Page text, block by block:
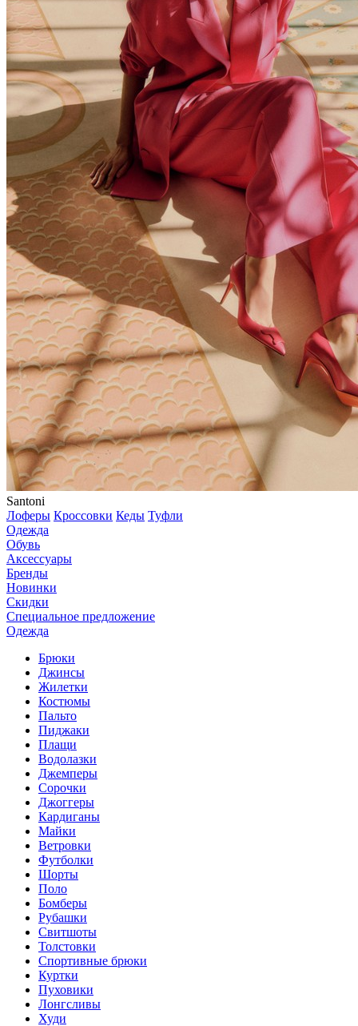
Santoni
Лоферы Кроссовки Кеды Туфли
Одежда
Обувь
Аксессуары
Бренды
Новинки
Скидки
Специальное предложение
Одежда
Брюки
Джинсы
Жилетки
Костюмы
Пальто
Пиджаки
Плащи
Водолазки
Джемперы
Сорочки
Джоггеры
Кардиганы
Майки
Ветровки
Футболки
Шорты
Поло
Бомберы
Рубашки
Свитшоты
Толстовки
Спортивные брюки
Куртки
Пуховики
Лонгсливы
Худи